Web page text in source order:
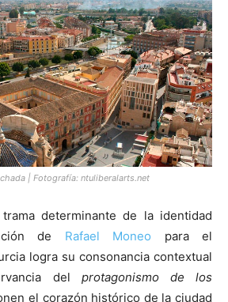
| Fotografía: ntuliberalarts.net
determinante de la identidad
de Rafael Moneo para el
logra su consonancia contextual
del protagonismo de los
el corazón histórico de la ciudad